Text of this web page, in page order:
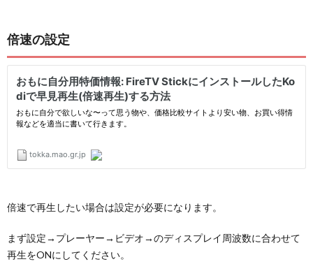
倍速の設定
倍速で再生したい場合は設定が必要になります。
まず設定→プレーヤー→ビデオ→のディスプレイ周波数に合わせて
再生をONにしてください。